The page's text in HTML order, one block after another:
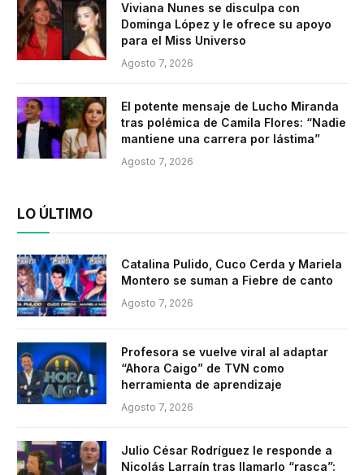
Viviana Nunes se disculpa con
Dominga López y le ofrece su apoyo
para el Miss Universo
Agosto 7, 2026
El potente mensaje de Lucho Miranda
tras polémica de Camila Flores: “Nadie
mantiene una carrera por lástima”
Agosto 7, 2026
LO ÚLTIMO
Catalina Pulido, Cuco Cerda y Mariela
Montero se suman a Fiebre de canto
Agosto 7, 2026
Profesora se vuelve viral al adaptar
“Ahora Caigo” de TVN como
herramienta de aprendizaje
Agosto 7, 2026
Julio César Rodríguez le responde a
Nicolás Larraín tras llamarlo “rasca”: